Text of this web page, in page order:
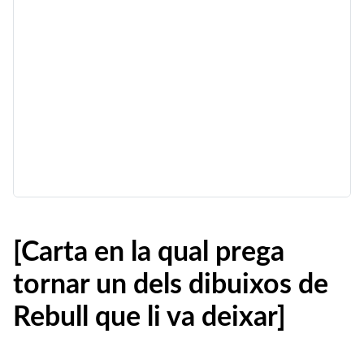
[Carta en la qual prega
tornar un dels dibuixos de
Rebull que li va deixar]